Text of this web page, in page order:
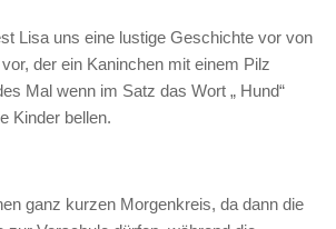
Lisa uns eine lustige Geschichte vor von
der ein Kaninchen mit einem Pilz
Mal wenn im Satz das Wort „ Hund“
Kinder bellen.
ganz kurzen Morgenkreis, da dann die